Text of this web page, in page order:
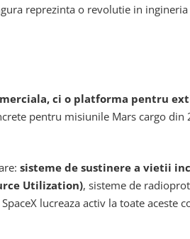
reprezinta o revolutie in
ci o platforma pentru
pentru misiunile Mars cargo
sisteme de sustinere a vietii
Utilization), sisteme de
lucreaza activ la toate aceste